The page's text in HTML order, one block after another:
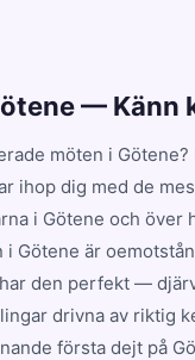
— Känn
möten i Götene?
ihop dig med de
i Götene och över
i Götene är
den perfekt —
drivna av riktig
första dejt på